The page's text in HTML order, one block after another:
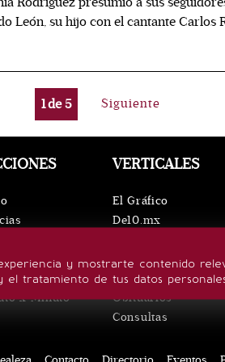
León, su hijo con el cantante Carlos
1de5 Siguiente
y mostrarte contenido
el tratamiento de tus datos
de vida
x Minuto
VERTICALES
El Gráfico
De10.mx
Confabulario
Aviso Oportuno
Obituarios
Consultas